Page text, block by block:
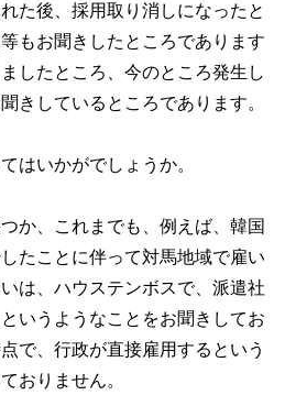
た後、採用取り消しになったと
もお聞きしたところであります
したところ、今のところ発生し
きしているところであります。
はいかがでしょうか。
か、これまでも、例えば、韓国
たことに伴って対馬地域で雇い
は、ハウステンボスで、派遣社
いうようなことをお聞きしてお
で、行政が直接雇用するという
おりません。